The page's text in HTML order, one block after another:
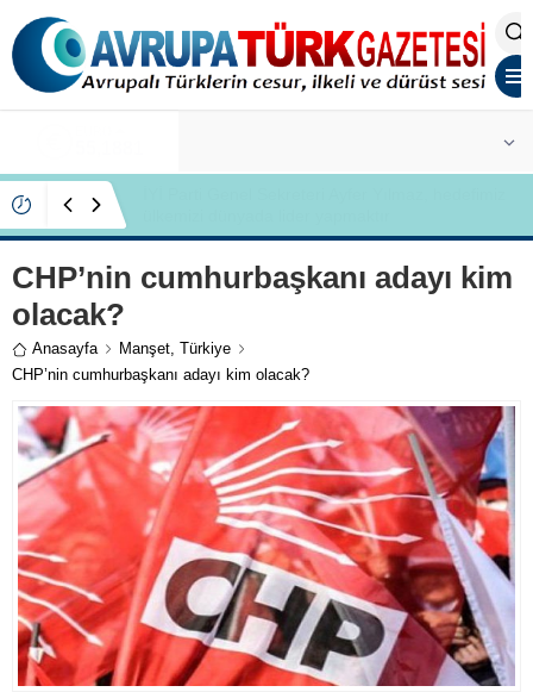
CHP’nin cumhurbaşkanı adayı kim
olacak?
Anasayfa Manşet, Türkiye
CHP’nin cumhurbaşkanı adayı kim olacak?